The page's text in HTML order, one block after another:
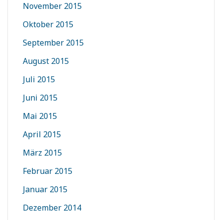
November 2015
Oktober 2015
September 2015
August 2015
Juli 2015
Juni 2015
Mai 2015
April 2015
März 2015
Februar 2015
Januar 2015
Dezember 2014